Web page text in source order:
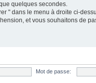
quelques secondes.
" dans le menu à droite ci-
et vous souhaitons de
Mot de passe: